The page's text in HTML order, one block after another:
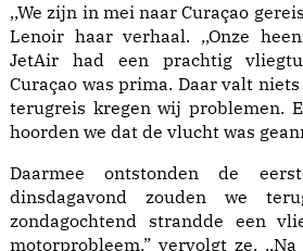
,,We zijn in mei naar Curaçao
Lenoir haar verhaal. ,,Onze
JetAir had een prachtig
Curaçao was prima. Daar valt niets
terugreis kregen wij problemen.
hoorden we dat de vlucht was
Daarmee ontstonden de
dinsdagavond zouden we
zondagochtend strandde een
motorprobleem,” vervolgt ze.